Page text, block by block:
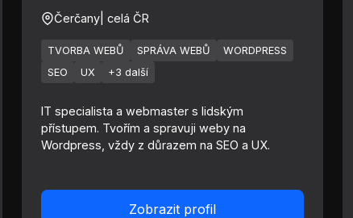
Čerčany | celá ČR
TVORBA WEBŮ SPRÁVA WEBŮ
WORDPRESS
SEO
UX +3 další
IT specialista a webmaster s lidským
přístupem. Tvořím a spravuji weby na
Wordpress, vždy z důrazem na SEO a UX.
Zobrazit profil